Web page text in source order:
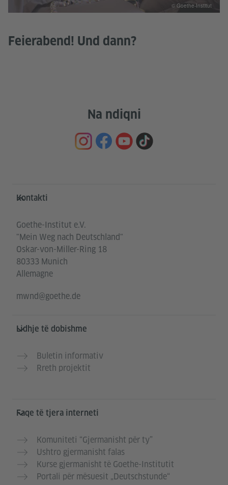
Feierabend! Und dann?
© Goethe-Institut
Na ndiqni
Service- und Informationsbereich
Kontakti
Goethe-Institut e.V.
"Mein Weg nach Deutschland"
Oskar-von-Miller-Ring 18
80333 Munich
Allemagne
mwnd@goethe.de
Lidhje të dobishme
Buletin informativ
Rreth projektit
Faqe të tjera interneti
Komuniteti “Gjermanisht për ty”
Ushtro gjermanisht falas
Kurse gjermanisht të Goethe-Institutit
Portali për mësuesit „Deutschstunde“